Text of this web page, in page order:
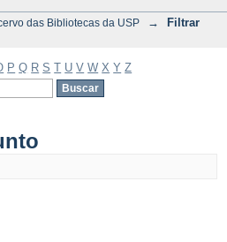
das Bibliotecas da USP →
Filtrar
P Q R S T U V W X Y Z